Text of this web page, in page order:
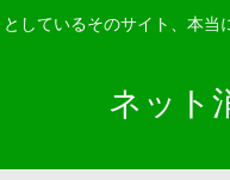
しているそのサイト、本
ネット